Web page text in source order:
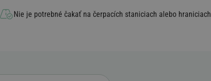
Nie je potrebné čakať na čerpacích staniciach alebo hraniciach